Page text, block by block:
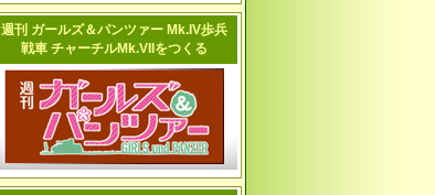
週刊 ガールズ＆パンツァー Mk.IV歩兵
戦車 チャーチルMk.VIIをつくる